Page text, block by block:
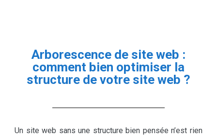
Arborescence de site web :
comment bien optimiser la
structure de votre site web ?
Un site web sans une structure bien pensée n’est rien